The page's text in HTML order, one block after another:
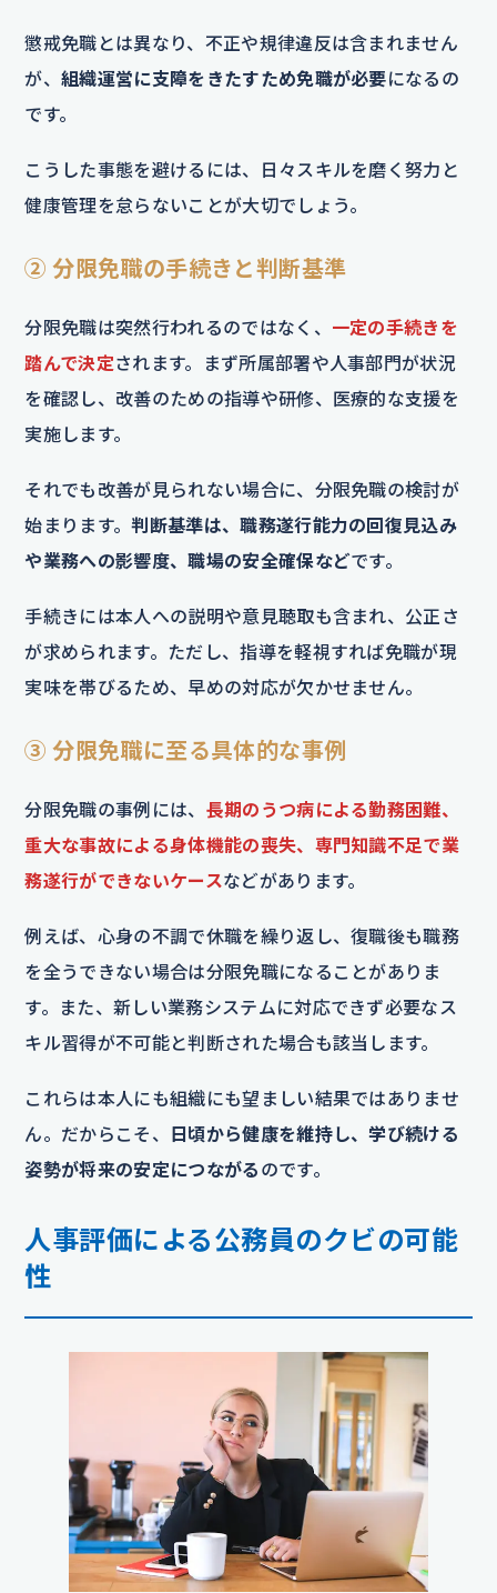
懲戒免職とは異なり、不正や規律違反は含まれません
が、組織運営に支障をきたすため免職が必要になるの
です。
こうした事態を避けるには、日々スキルを磨く努力と
健康管理を怠らないことが大切でしょう。
② 分限免職の手続きと判断基準
分限免職は突然行われるのではなく、 一定の手続きを
踏んで決定されます。まず所属部署や人事部門が状況
を確認し、改善のための指導や研修、医療的な支援を
実施します。
それでも改善が見られない場合に、分限免職の検討が
始まります。判断基準は、職務遂行能力の回復見込み
や業務への影響度、職場の安全確保などです。
手続きには本人への説明や意見聴取も含まれ、公正さ
が求められます。ただし、指導を軽視すれば免職が現
実味を帯びるため、早めの対応が欠かせません。
③ 分限免職に至る具体的な事例
分限免職の事例には、 長期のうつ病による勤務困難、
重大な事故による身体機能の喪失、専門知識不足で業
務遂行ができないケースなどがあります。
例えば、心身の不調で休職を繰り返し、復職後も職務
を全うできない場合は分限免職になることがありま
す。また、新しい業務システムに対応できず必要なス
キル習得が不可能と判断された場合も該当します。
これらは本人にも組織にも望ましい結果ではありませ
ん。だからこそ、
日頃から健康を維持し、学び続ける
姿勢が将来の安定につながる のです。
人事評価による公務員のクビの可能
性